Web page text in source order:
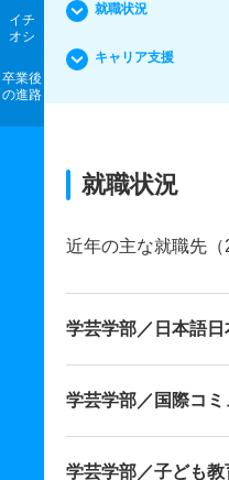
イチ
オシ
卒業後
の進路
就職状況
キャリア支援
就職状況
近年の主な就職先（
学芸学部／日本語日
学芸学部／国際コ
学芸学部／子ども教